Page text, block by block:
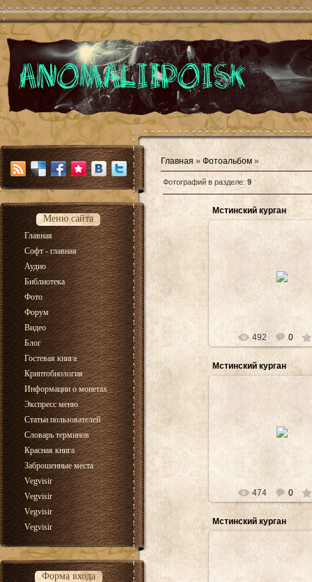
Меню сайта
Главная
Софт - главная
Аудио
Библиотека
Фото
Форум
Видео
Блог
Гостевая книга
Криптобиология
Информации о монетах
Экспресс меню
Статьи пользователей
Словарь терминов
Красная книга
Заброшенные места
Vegvisir
Vegvisir
Vegvisir
Vegvisir
Форма входа
Главная » Фотоальбом »
Фотографий в разделе: 9
Мстинский курган
Вид с кургана
492 0
Мстинский курган
Монолит
474 0
Мстинский курган